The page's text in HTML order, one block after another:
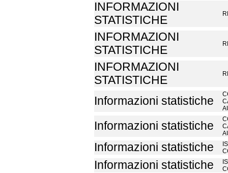
INFORMAZIONI
STATISTICHE
INFORMAZIONI
STATISTICHE
INFORMAZIONI
STATISTICHE
Informazioni statistiche
Informazioni statistiche
Informazioni statistiche
Informazioni statistiche